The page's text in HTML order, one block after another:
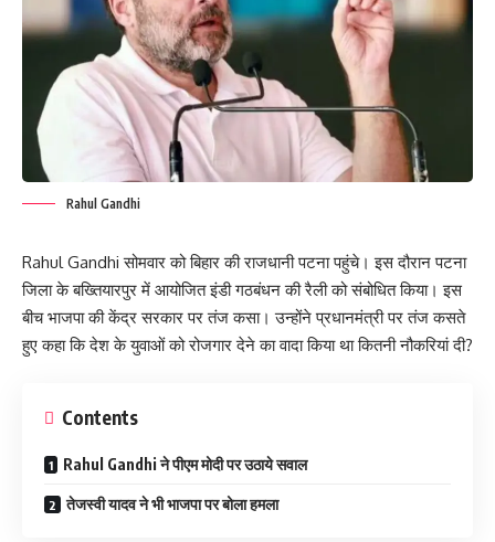
Rahul Gandhi
Rahul Gandhi सोमवार को बिहार की राजधानी पटना पहुंचे। इस दौरान पटना
जिला के बख्तियारपुर में आयोजित इंडी गठबंधन की रैली को संबोधित किया। इस
बीच भाजपा की केंद्र सरकार पर तंज कसा। उन्होंने प्रधानमंत्री पर तंज कसते
हुए कहा कि देश के युवाओं को रोजगार देने का वादा किया था कितनी नौकरियां दी?
Contents
Rahul Gandhi ने पीएम मोदी पर उठाये सवाल
तेजस्वी यादव ने भी भाजपा पर बोला हमला